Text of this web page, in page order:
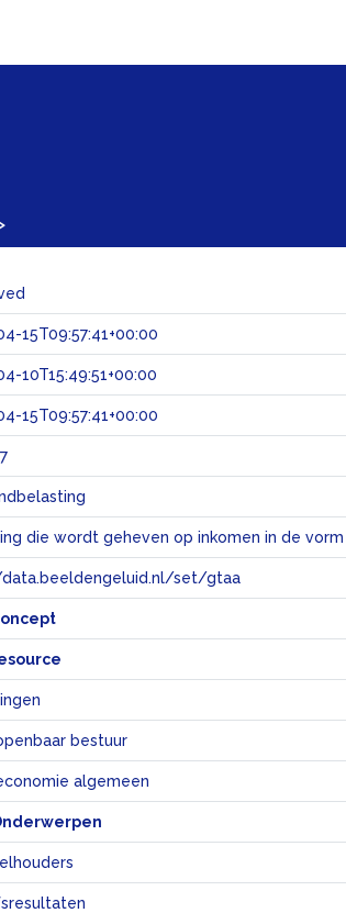
15T09:57:41+00:00
10T15:49:51+00:00
15T09:57:41+00:00
set/gtaa
bestuur
algemeen